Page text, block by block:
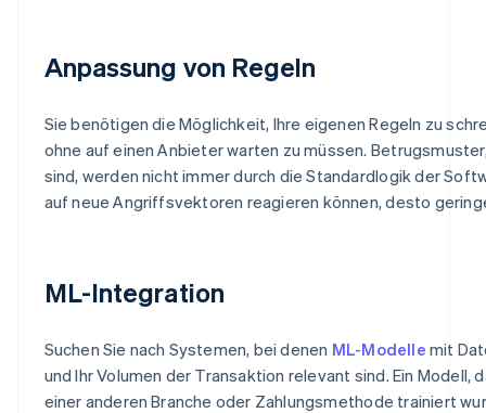
Anpassung von Regeln
Sie benötigen die Möglichkeit, Ihre eigenen Regeln zu
ohne auf einen Anbieter warten zu müssen.
sind, werden nicht immer durch die Standardlogik der
auf neue Angriffsvektoren reagieren können, desto
ML-Integration
Suchen Sie nach Systemen, bei denen ML-Modelle mit
und Ihr Volumen der Transaktion relevant sind. Ein Modell,
einer anderen Branche oder Zahlungsmethode trainiert